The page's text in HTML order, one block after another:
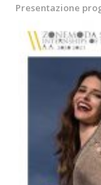
Presentazione